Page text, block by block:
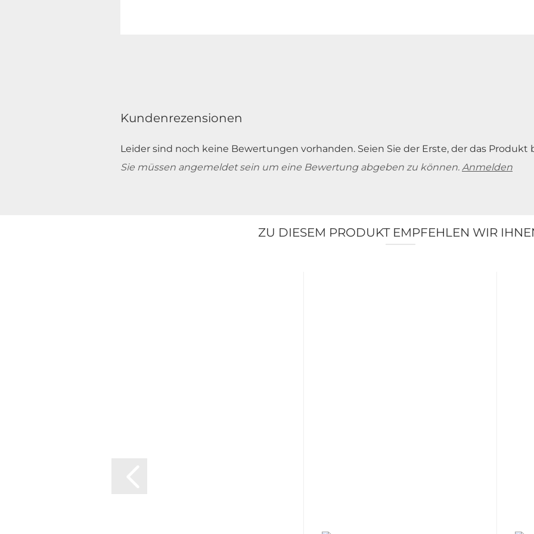
Kundenrezensionen
Leider sind noch keine Bewertungen vorhanden. Seien Sie der Erste, der das Produkt
Sie müssen angemeldet sein um eine Bewertung abgeben zu können. Anmelden
ZU DIESEM PRODUKT EMPFEHLEN WIR